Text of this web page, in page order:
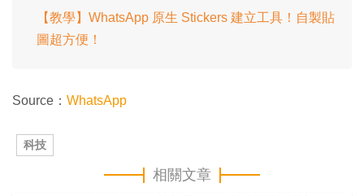
【教學】WhatsApp 原生 Stickers 建立工具！自製貼
圖超方便！
Source： WhatsApp
科技
相關文章